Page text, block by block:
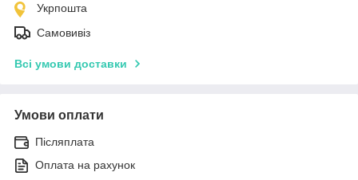
Укрпошта
Самовивіз
Всі умови доставки
Умови оплати
Післяплата
Оплата на рахунок